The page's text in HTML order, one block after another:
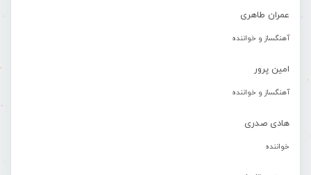
عمران طاهری
آهنگساز و خواننده
امین پرور
آهنگساز و خواننده
هادی صدری
خواننده